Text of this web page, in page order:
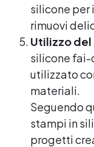
silicone per
rimuovi
Utilizzo del
silicone fai-
utilizzato
materiali.
Seguendo
stampi in
progetti